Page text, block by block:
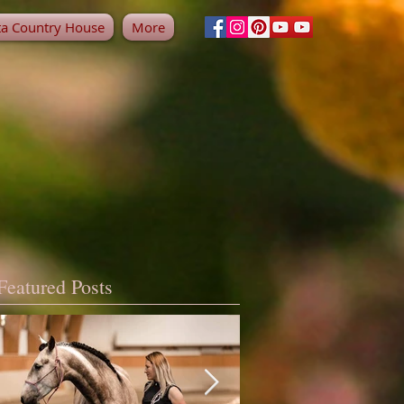
Country House More
Posts